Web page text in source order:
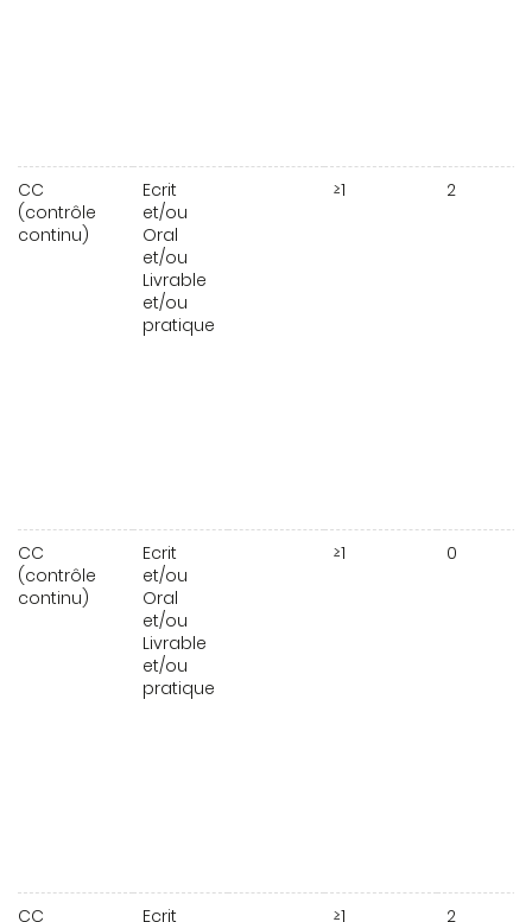
CC
(contrôle
continu)
Ecrit
et/ou
Oral
et/ou
Livrable
et/ou
pratique
≥1 2
CC
(contrôle
continu)
Ecrit
et/ou
Oral
et/ou
Livrable
et/ou
pratique
≥1 0
CC Ecrit ≥1 2